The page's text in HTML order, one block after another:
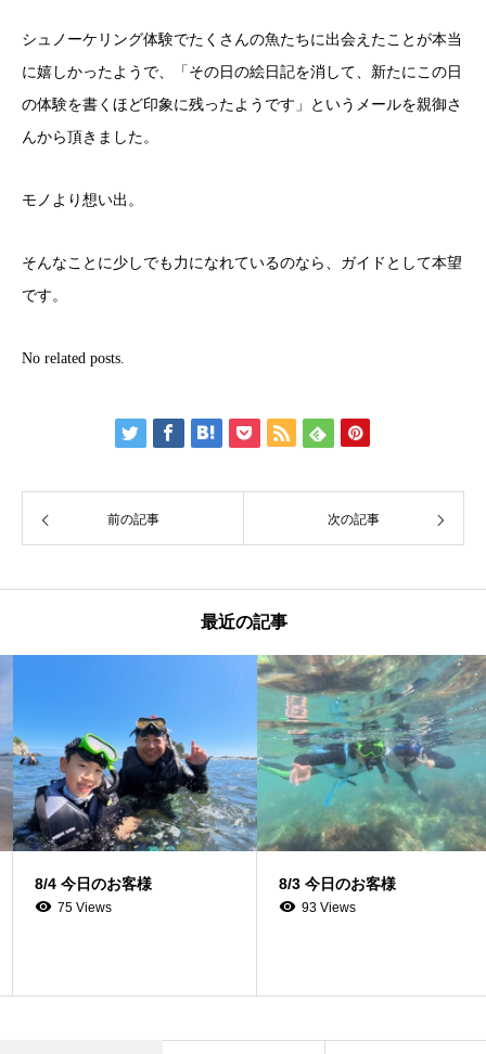
シュノーケリング体験でたくさんの魚たちに出会えたことが本当
に嬉しかったようで、「その日の絵日記を消して、新たにこの日
の体験を書くほど印象に残ったようです」というメールを親御さ
んから頂きました。
モノより想い出。
そんなことに少しでも力になれているのなら、ガイドとして本望
です。
No related posts.
前の記事 次の記事
最近の記事
8/4 今日のお客様
75 Views
8/3 今日のお客様
93 Views